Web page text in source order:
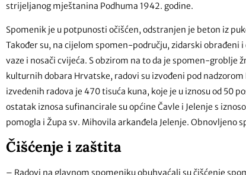
strijeljanog mještanina Podhuma 1942. godine.
Spomenik je u potpunosti očišćen, odstranjen je beton iz
Također su, na cijelom spomen-području, zidarski
vaze i nosači cvijeća. S obzirom na to da je spomen-groblje
kulturnih dobara Hrvatske, radovi su izvođeni pod
izvedenih radova je 470 tisuća kuna, koje je u iznosu od 50
ostatak iznosa sufinancirale su općine Čavle i Jelenje s
pomogla i Župa sv. Mihovila arkanđela Jelenje. Obnovljeno
Čišćenje i zaštita
– Radovi na glavnom spomeniku obuhvaćali su čišćenje